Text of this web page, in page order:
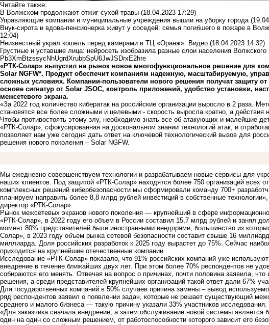
Читайте также:
В Волжском продолжают отжиг сухой травы (18.04.2023 17:29)
Управляющие компании и муниципальные учреждения вышли на уборку города
Внук-сирота и вдова-пенсионерка живут у соседей: семья погибшего в пожаре в
12:04)
Неизвестный украл кошель перед камерами в ТЦ «Оранж». Видео (18.04.2023 14:32)
Грустные и уставшие лица: нейросеть изобразила разные слои населения Волжского
Pb3XmBtzssycNhUgrdXrubbSpU6JwJSDrxE2hre
«РТК-Солар» выпустил на рынок новое многофункциональное решение для
Solar NGFW*. Продукт обеспечит компаниям надежную, масштабируемую,
сложных условиях. Компании-пользователи нового решения получат защиту
основе сигнатур от Solar JSOC, контроль приложений, удобство установки,
межсетевого экрана.
«За 2022 год количество кибератак на российские организации выросло в 2 раза.
становятся все более сложными и целевыми - скорость выросла кратно, а
Чтобы противостоять этому злу, необходимо знать все об атакующих и малейшие
«РТК-Солар», сфокусированная на доскональном знании технологий атак, и
позволяет нам уже сегодня дать ответ на ключевой технологический вызов для
решения нового поколения – Solar NGFW.
Мы ежедневно совершенствуем технологии и разрабатываем новые сервисы для
наших клиентов. Под защитой «РТК-Солар» находятся более 750 организаций всех
комплексных решений кибербезопасности мы сформировали команду 700+
планируем направить более 8,8 млрд рублей инвестиций в собственные
директор «РТК-Солар».
Рынок межсетевых экранов нового поколения — крупнейший в сфере
«РТК-Солар», в 2022 году его объем в России составил 15,7 млрд рублей и занял
момент 80% представителей были иностранными вендорами, большинство из
Солар», в 2023 году объем рынка сетевой безопасности составит свыше 16
миллиарда. Доля российских разработок к 2025 году вырастет до 75%. Сейчас
приходится на крупнейшие отечественные компании.
Исследование «РТК-Солар» показало, что 91% российских компаний уже
внедрение в течение ближайших двух лет. При этом более 70% респондентов не
собираются его менять. Отвечая на вопрос о причинах, почти половина заявила, что
решения, а среди представителей крупнейших организаций такой ответ дали 67%
Для государственных компаний в 50% случаев причина замены – вывод
ряд респондентов заявил о появлении задач, которые не решает существующий
среднего и малого бизнеса — такую причину указали 33% участников исследования.
«Для заказчика сначала внедрение, а затем обслуживание новой системы
один на один со сложным решением, от работоспособности которого зависит его